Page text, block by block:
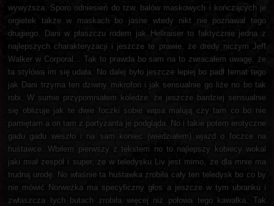
wywyższa. Sporo odniesień do tzw. balów maskowych i kończących je
orgietek także w maskach bo jasne wtedy nikt nie poznawał tego
drugiego. Dani w płaszczu rodem jak Hellraiser to faktycznie jedna z
najlepszych charakteryzacji i jeszcze te prawie, że dredy niczym Jeff
Walker w Corporal... Tak to prawda bo sam na to zwracałem uwagę, że
ta stylówa im się udała. No dalej było jeszcze lepiej bo padł temat tego
jak Dani trzyma ten dziwny mikrofon i jak sensualnie go liże no bo tak
robi. W sumie przypomniałem koledze, że jeszcze bardziej sensualnie
się oblizuje jak te dwie foczki sobie wąsa malują czy tam co bo nie
pamiętam a on tam z partyzanta je podgląda. No i takie potem erotyczne
gadu gadu weszło i na sam koniec (wiedziałem) wjazd o foczce na
huśtawce. Wbiłem pierwszy z tekstem no to najlepszy kobiecy wokal
jaki miał zespół i super, że w teledysku Liv jest mimo, że dla mnie ma
trudną urodę. No właśnie ta huśtawka zrobiła cały ten teledysk bo co by
nie mówić Norweżka ma specyficzny głos a jeszcze w tym ubranku i
zwłaszcza tych butach zrobiła więcej niż połowa tego kawałka. Tak